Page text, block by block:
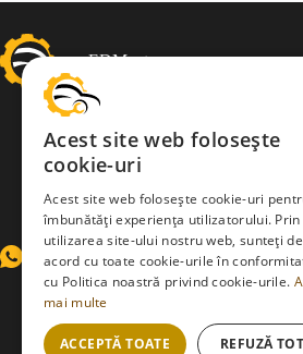
EDMauto.ro
WhatsApp Facebook
Acest site web folosește
cookie-uri
Acest site web folosește cookie-uri
îmbunătăți experiența utilizatorului. Prin
utilizarea site-ului nostru web, sunteți de
acord cu toate cookie-urile în
cu Politica noastră privind cookie-urile.
mai multe
ACCEPTĂ TOATE REFUZĂ TOT